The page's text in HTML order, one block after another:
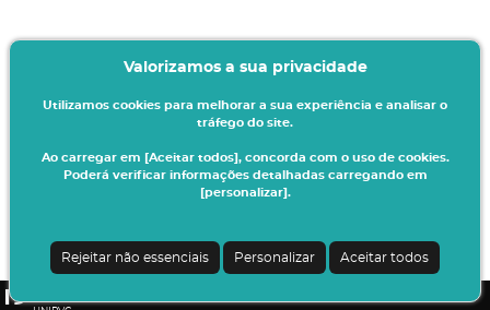
sua matrícula/inscrição no presente ano letivo.
Todos os dados introduzidos serão da sua responsabilidade.
Valorizamos a sua privacidade
Utilizamos cookies para melhorar a sua experiência e analisar o
tráfego do site.
Ao carregar em [Aceitar todos], concorda com o uso de cookies.
Poderá verificar informações detalhadas carregando em
[personalizar].
Rejeitar não essenciais Personalizar Aceitar todos